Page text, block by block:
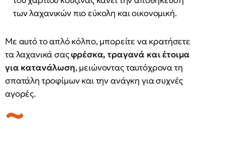
των λαχανικών πιο εύκολη και οικονομική.
Με αυτό το απλό κόλπο, μπορείτε να κρατήσετε
τα λαχανικά σαςφρέσκα, τραγανά και έτοιμα
για κατανάλωση, μειώνοντας ταυτόχρονα τη
σπατάλη τροφίμων και την ανάγκη για συχνές
αγορές.